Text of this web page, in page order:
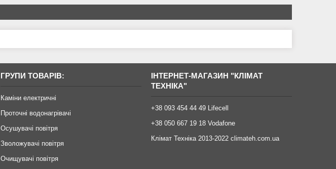
ГРУПИ ТОВАРІВ:
Каміни електричні
Проточні водонагрівачі
Осушувачі повітря
Зволожувачі повітря
Очищувачі повітря
ІНТЕРНЕТ-МАГАЗИН "КЛІМАТ
ТЕХНІКА"
+38 093 454 44 49 Lifecell
+38 050 667 19 18 Vodafone
Клімат Техніка 2013-2022 climateh.com.ua